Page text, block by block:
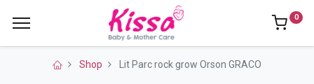
0
Shop Lit Parc rock grow Orson GRACO